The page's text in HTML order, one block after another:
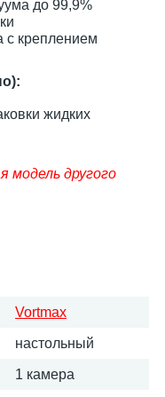
до 99,9%
с креплением
жидких
модель другого
Vortmax
настольный
1 камера